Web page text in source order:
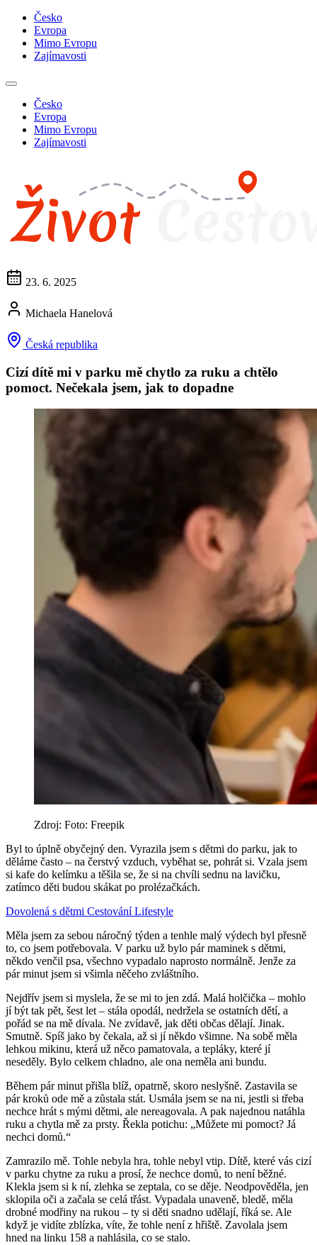
Česko
Evropa
Mimo Evropu
Zajímavosti
Česko
Evropa
Mimo Evropu
Zajímavosti
23. 6. 2025
Michaela Hanelová
Česká republika
Cizí dítě mi v parku mě chytlo za ruku a chtělo
pomoct. Nečekala jsem, jak to dopadne
Zdroj: Foto: Freepik
Byl to úplně obyčejný den. Vyrazila jsem s dětmi do parku, jak to
děláme často – na čerstvý vzduch, vyběhat se, pohrát si. Vzala jsem
si kafe do kelímku a těšila se, že si na chvíli sednu na lavičku,
zatímco děti budou skákat po prolézačkách.
Dovolená s dětmi CestováníLifestyle
Měla jsem za sebou náročný týden a tenhle malý výdech byl přesně
to, co jsem potřebovala. V parku už bylo pár maminek s dětmi,
někdo venčil psa, všechno vypadalo naprosto normálně. Jenže za
pár minut jsem si všimla něčeho zvláštního.
Nejdřív jsem si myslela, že se mi to jen zdá. Malá holčička – mohlo
jí být tak pět, šest let – stála opodál, nedržela se ostatních dětí, a
pořád se na mě dívala. Ne zvídavě, jak děti občas dělají. Jinak.
Smutně. Spíš jako by čekala, až si jí někdo všimne. Na sobě měla
lehkou mikinu, která už něco pamatovala, a tepláky, které jí
neseděly. Bylo celkem chladno, ale ona neměla ani bundu.
Během pár minut přišla blíž, opatrně, skoro neslyšně. Zastavila se
pár kroků ode mě a zůstala stát. Usmála jsem se na ni, jestli si třeba
nechce hrát s mými dětmi, ale nereagovala. A pak najednou natáhla
ruku a chytla mě za prsty. Řekla potichu: „Můžete mi pomoct? Já
nechci domů.“
Zamrazilo mě. Tohle nebyla hra, tohle nebyl vtip. Dítě, které vás cizí
v parku chytne za ruku a prosí, že nechce domů, to není běžné.
Klekla jsem si k ní, zlehka se zeptala, co se děje. Neodpověděla, jen
sklopila oči a začala se celá třást. Vypadala unaveně, bledě, měla
drobné modřiny na rukou – ty si děti snadno udělají, říká se. Ale
když je vidíte zblízka, víte, že tohle není z hřiště. Zavolala jsem
hned na linku 158 a nahlásila, co se stalo.